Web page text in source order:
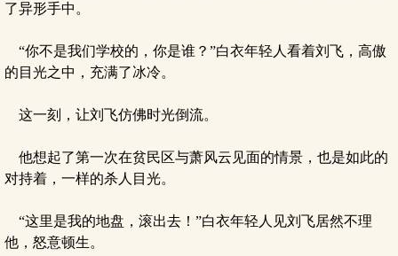
了异形手中。
“你不是我们学校的，你是谁？”白衣年轻人看着刘飞，高傲
的目光之中，充满了冰冷。
这一刻，让刘飞仿佛时光倒流。
他想起了第一次在贫民区与萧风云见面的情景，也是如此的
对持着，一样的杀人目光。
“这里是我的地盘，滚出去！”白衣年轻人见刘飞居然不理
他，怒意顿生。